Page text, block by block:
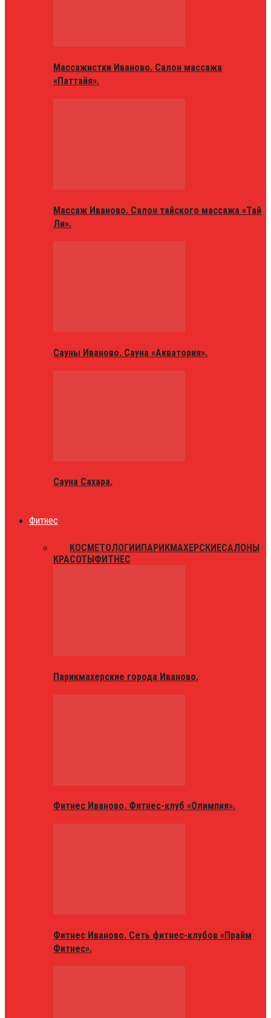
Массажистки Иваново. Салон массажа
«Паттайя».
Массаж Иваново. Салон тайского массажа «Тай
Ли».
Сауны Иваново. Сауна «Акватория».
Сауна Сахара.
Фитнес
КОСМЕТОЛОГИИПАРИКМАХЕРСКИЕСАЛОНЫ
КРАСОТЫФИТНЕС
Парикмахерские города Иваново.
Фитнес Иваново. Фитнес-клуб «Олимпия».
Фитнес Иваново. Сеть фитнес-клубов «Прайм
Фитнес».